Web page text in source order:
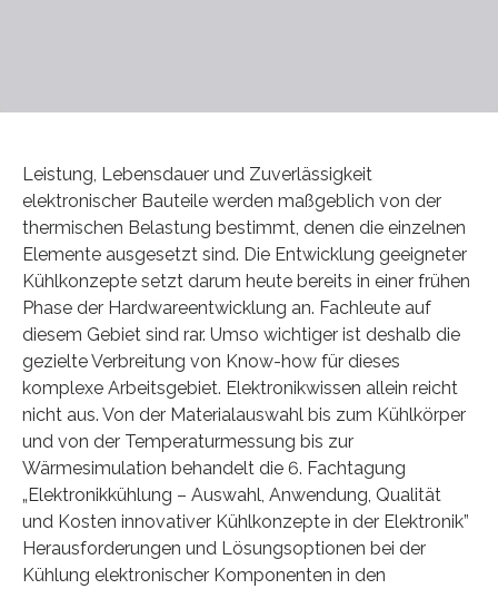
Leistung, Lebensdauer und Zuverlässigkeit
elektronischer Bauteile werden maßgeblich von der
thermischen Belastung bestimmt, denen die einzelnen
Elemente ausgesetzt sind. Die Entwicklung geeigneter
Kühlkonzepte setzt darum heute bereits in einer frühen
Phase der Hardwareentwicklung an. Fachleute auf
diesem Gebiet sind rar. Umso wichtiger ist deshalb die
gezielte Verbreitung von Know-how für dieses
komplexe Arbeitsgebiet. Elektronikwissen allein reicht
nicht aus. Von der Materialauswahl bis zum Kühlkörper
und von der Temperaturmessung bis zur
Wärmesimulation behandelt die 6. Fachtagung
„Elektronikkühlung – Auswahl, Anwendung, Qualität
und Kosten innovativer Kühlkonzepte in der Elektronik”
Herausforderungen und Lösungsoptionen bei der
Kühlung elektronischer Komponenten in den